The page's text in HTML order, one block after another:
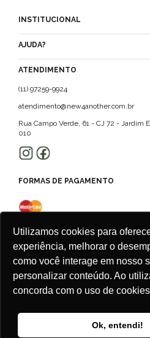
Utilizamos cookies para
experiência, melhorar o
como você interage em nosso
personalizar conteúdo. Ao
concorda com o uso de
Ok, entendi!
INSTITUCIONAL
AJUDA?
ATENDIMENTO
(11) 97259-9924
atendimento@new4another.com.br
Rua Campo Verde, 61 - CJ 72 - Jardim
010
FORMAS DE PAGAMENTO
CALU ROUPAS ACESSORIOS E